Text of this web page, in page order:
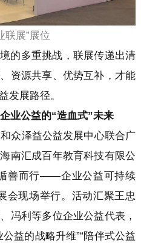
联展”展位
的多重挑战，联展传递出清
资源共享、优势互补，才能
发展路径。
业公益的“造血式”未来
众泽益公益发展中心联合广
南汇成百年教育科技有限公
善而行——企业公益可持续
会现场举行。活动汇聚王忠
冯利等多位企业公益代表，
益的战略升维”“陪伴式公益